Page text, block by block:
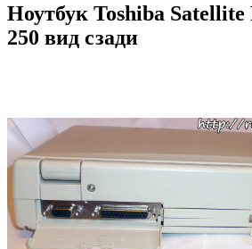
Ноутбук Toshiba Satellite
250 вид сзади